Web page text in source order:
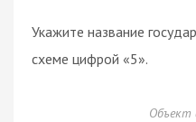
Укажите название
схеме цифрой «5».
Объект